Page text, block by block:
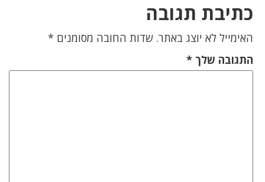
כתיבת תגובה
האימייל לא יוצג באתר. שדות החובה מסומנים *
התגובה שלך *